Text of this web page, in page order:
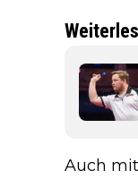
Auch